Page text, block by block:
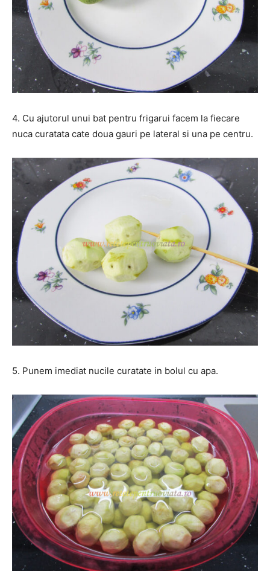
4. Cu ajutorul unui bat pentru frigarui facem la fiecare
nuca curatata cate doua gauri pe lateral si una pe centru.
5. Punem imediat nucile curatate in bolul cu apa.